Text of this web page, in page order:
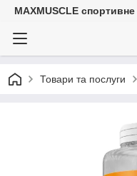
MAXMUSCLE
Товари та послуги